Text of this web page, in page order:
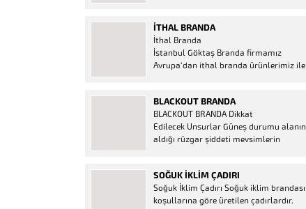
mevcuttur. Kumanda ve diğer aparatlar
firmamızda mevcuttur.
İTHAL BRANDA
İthal Branda
İstanbul Göktaş Branda firmamız
Avrupa’dan ithal branda ürünlerimiz ile
Ürün Al dükkanı ürünleri peşin fiyatına
bol taksitle Göktaş Branda Çeşitleri
Adresinde, 1.kalite ithal ürün ne demek
Brandacı sektöründe faaliyet gösteren,
BLACKOUT BRANDA
BLACKOUT BRANDA Dikkat
Edilecek Unsurlar Güneş durumu alanın
aldığı rüzgar şiddeti mevsimlerin
düşünmeniz gereken bir kaç faktörden
biridir. Türkiye’nin lider Branda markası
Göktaş Branda, Hazine ve Maliye Bakanı
SOĞUK İKLIM ÇADIRI
Soğuk İklim Çadırı Soğuk iklim brandası
koşullarına göre üretilen çadırlardır.